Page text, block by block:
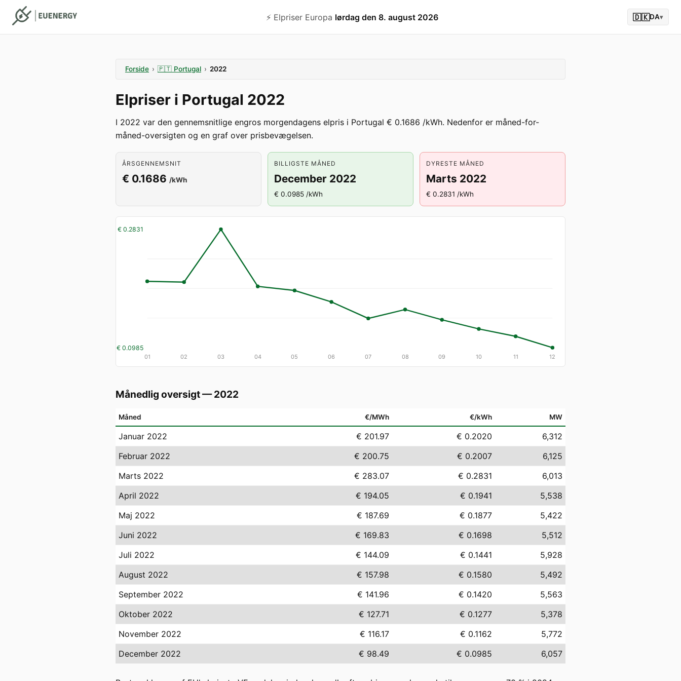
⚡️ Elpriser Europa lørdag den 8. august 2026 🇩🇰DA▾
Forside › 🇵🇹 Portugal › 2022
Elpriser i Portugal 2022
I 2022 var den gennemsnitlige engros morgendagens elpris i Portugal € 0.1686 /kWh. Nedenfor er måned-for-
måned-oversigten og en graf over prisbevægelsen.
ÅRSGENNEMSNIT
€ 0.1686 /kWh
BILLIGSTE MÅNED
December 2022
€ 0.0985 /kWh
DYRESTE MÅNED
Marts 2022
€ 0.2831 /kWh
€ 0.2831
€ 0.0985
01 02 03 04 05 06 07 08 09 10 11 12
Månedlig oversigt — 2022
Måned €/MWh €/kWh MW
Januar 2022 € 201.97 € 0.2020
6,312
Februar 2022
€ 200.75 € 0.2007
6,125
Marts 2022
€ 283.07 € 0.2831
6,013
April 2022
€ 194.05 € 0.1941
5,538
Maj 2022
€ 187.69 € 0.1877
5,422
Juni 2022
€ 169.83 € 0.1698
5,512
Juli 2022
€ 144.09 € 0.1441
5,928
August 2022
€ 157.98 € 0.1580
5,492
September 2022
€ 141.96 € 0.1420
5,563
Oktober 2022
€ 127.71 € 0.1277
5,378
November 2022
€ 116.17 € 0.1162
5,772
December 2022
€ 98.49 € 0.0985 6,057